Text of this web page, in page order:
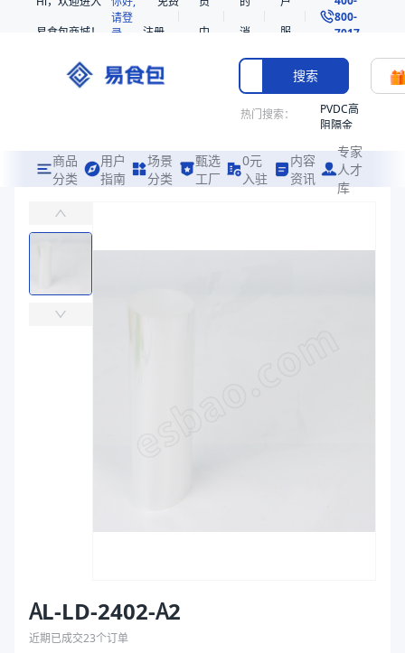
易食包商城！
请登
录
注册
中
消
息
服
务
800-
7017
搜索
热门搜索：
PVDC高
阻隔金
共挤热
收缩袋
商品
分类
用户
指南
场景
分类
甄选
工厂
0元
入驻
内容
资讯
专家
人才
库
易食包（EPAK）专注于AL-LD-2402-A2包装，提供详尽的规格参数、
商品分类
AL-LD-2402-A2
近期已成交23个订单